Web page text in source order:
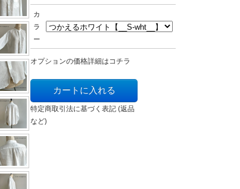
カ
ラ
ー
オプションの価格詳細はコチラ
特定商取引法に基づく表記 (返品
など)